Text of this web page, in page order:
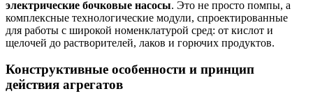
электрические бочковые насосы. Это не просто помпы, а
комплексные технологические модули, спроектированные
для работы с широкой номенклатурой сред: от кислот и
щелочей до растворителей, лаков и горючих продуктов.
Конструктивные особенности и принцип
действия агрегатов